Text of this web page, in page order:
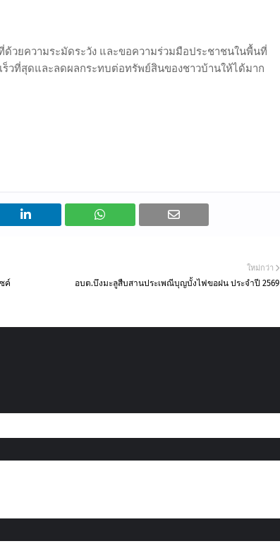
วยความระมัดระวัง และขอความร่วมมือประชาชนในพื้นที่
วที่สุดและลดผลกระทบต่อทรัพย์สินของชาวบ้านให้ได้มาก
ใหม่กว่า
อบต.บึงมะลูสืบสานประเพณีบุญบั้งไฟขอฝน ประจำปี 2569
ค์